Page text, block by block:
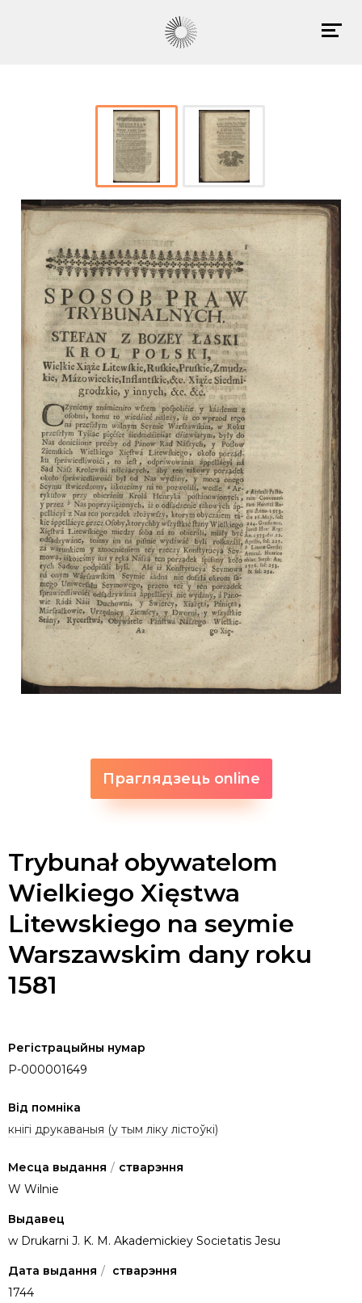
Праглядзець online
Trybunał obywatelom
Wielkiego Xięstwa
Litewskiego na seymie
Warszawskim dany roku
1581
Регістрацыйны нумар
P-000001649
Від помніка
кнігі друкаваныя (у тым ліку лістоўкі)
Месца выдання / стварэння
W Wilnie
Выдавец
w Drukarni J. K. M. Akademickiey Societatis Jesu
Дата выдання / стварэння
1744